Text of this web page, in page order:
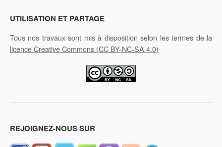
UTILISATION ET PARTAGE
Tous nos travaux sont mis à disposition selon les termes de la
licence Creative Commons (CC BY-NC-SA 4.0)
REJOIGNEZ-NOUS SUR